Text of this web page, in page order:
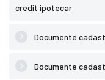
credit ipotecar
Documente
Documente